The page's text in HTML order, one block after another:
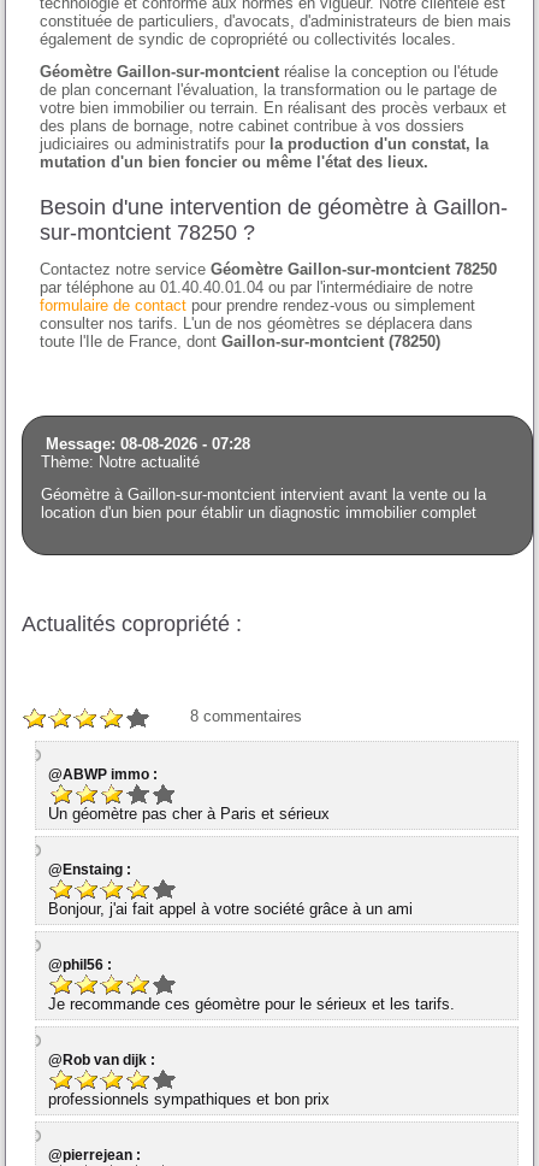
constituée de particuliers, d'avocats, d'administrateurs de bien mais
également de syndic de copropriété ou collectivités locales.
Géomètre Gaillon-sur-montcient réalise la conception ou l'étude
de plan concernant l'évaluation, la transformation ou le partage de
votre bien immobilier ou terrain. En réalisant des procès verbaux et
des plans de bornage, notre cabinet contribue à vos dossiers
judiciaires ou administratifs pour la production d'un constat, la
mutation d'un bien foncier ou même l'état des lieux.
Besoin d'une intervention de géomètre à Gaillon-
sur-montcient 78250 ?
Contactez notre serviceGéomètre Gaillon-sur-montcient 78250
par téléphone au 01.40.40.01.04 ou par l'intermédiaire de notre
formulaire de contact pour prendre rendez-vous ou simplement
consulter nos tarifs. L'un de nos géomètres se déplacera dans
toute l'Ile de France, dontGaillon-sur-montcient (78250)
Message: 08-08-2026 - 07:28
Thème: Notre actualité
Géomètre à Gaillon-sur-montcient intervient avant la vente ou la
location d'un bien pour établir un diagnostic immobilier complet
Actualités copropriété :
8 commentaires
@ABWP immo :
Un géomètre pas cher à Paris et sérieux
@Enstaing :
Bonjour, j'ai fait appel à votre société grâce à un ami
@phil56 :
Je recommande ces géomètre pour le sérieux et les tarifs.
@Rob van dijk :
professionnels sympathiques et bon prix
@pierrejean :